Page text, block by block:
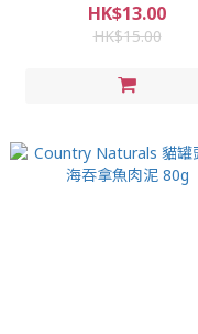
HK$13.00
HK$15.00